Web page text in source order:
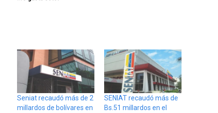
Seniat recaudó más de 2
millardos de bolívares en
SENIAT recaudó más de
Bs.51 millardos en el